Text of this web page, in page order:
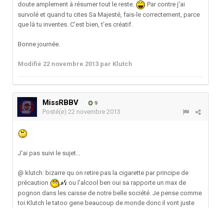
doute amplement à résumer tout le reste.
Par contre j'ai
survolé et quand tu cites Sa Majesté, fais-le correctement, parce
que là tu inventes. C'est bien, t'es créatif.
Bonne journée.
Modifié 22 novembre 2013 par Klutch
MissRBBV 9
Posté(e) 22 novembre 2013
J'ai pas suivi le sujet...
@ klutch: bizarre qu on retire pas la cigarette par principe de
précaution
ou l'alcool ben oui sa rapporte un max de
pognon dans les caisse de notre belle société. Je pense comme
toi Klutch le tatoo gene beaucoup de monde donc il vont juste